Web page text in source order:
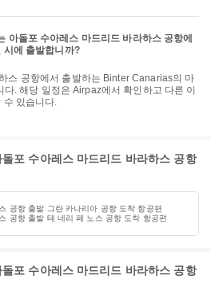
돌포 수아레스 마드리드 바라하스 공항에
시에 출발합니까?
. 해당 일정은 Airpaz에서 확인하고 다른 이
수 있습니다.
포 수아레스 마드리드 바라하스 공항
공항 출발 그란 카나리아 공항 도착 항공편
공항 출발 테 네리 페 노스 공항 도착 항공편
포 수아레스 마드리드 바라하스 공항